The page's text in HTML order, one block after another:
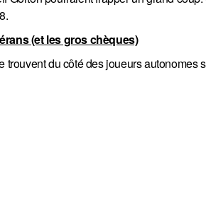
(et les gros chèques)
trouvent du côté des joueurs autonomes